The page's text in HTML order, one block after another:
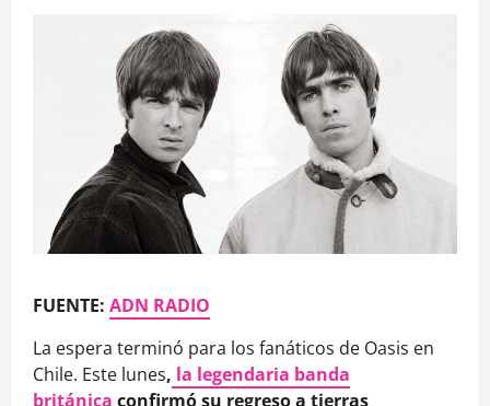
FUENTE: ADN RADIO
La espera terminó para los fanáticos de Oasis en
Chile. Este lunes, la legendaria banda
británica confirmó su regreso a tierras